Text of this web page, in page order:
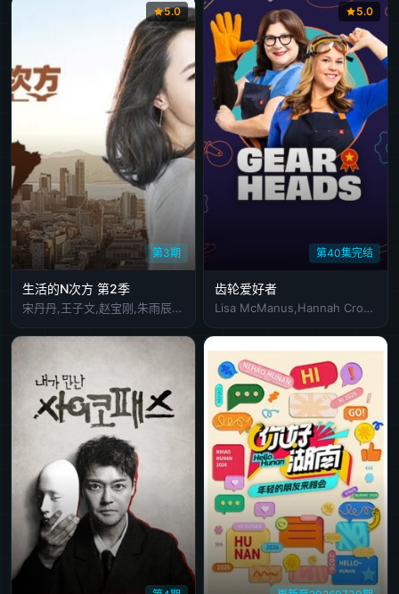
第3期
5.0
生活的N次方 第2季
宋丹丹,王子文,赵宝刚,朱雨辰,高露,白百何,贺刚,任重
第40集完结
5.0
齿轮爱好者
Lisa McManus,Hannah Crowle